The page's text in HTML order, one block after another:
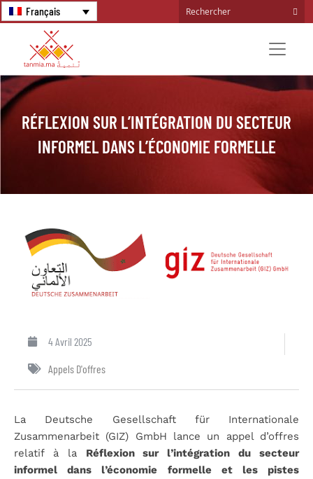
Français
RÉFLEXION SUR L’INTÉGRATION DU SECTEUR
INFORMEL DANS L’ÉCONOMIE FORMELLE
4 Avril 2025
Appels D'offres
La Deutsche Gesellschaft für Internationale
Zusammenarbeit (GIZ) GmbH lance un appel d’offres
relatif à la Réflexion sur l’intégration du secteur
informel dans l’économie formelle et les pistes